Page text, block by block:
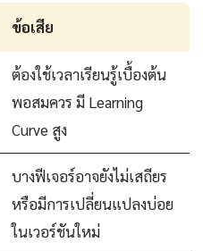
ข้อเสีย
ต้องใช้เวลาเรียนรู้เบื้องต้น
พอสมควร มี Learning
Curve สูง
บางฟีเจอร์อาจยังไม่เสถียร
หรือมีการเปลี่ยนแปลงบ่อย
ในเวอร์ชันใหม่